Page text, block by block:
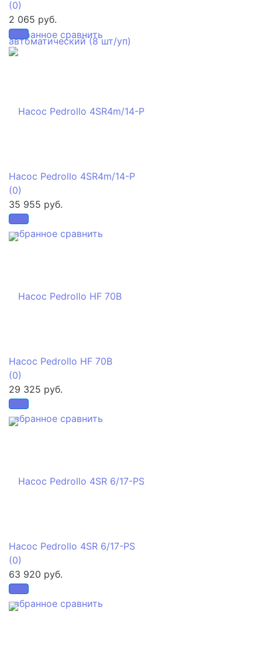
избранное сравнить
(0)
2 065 руб.
избранное сравнить
Насос Pedrollo 4SR4m/14-P
(0)
35 955 руб.
избранное сравнить
Насос Pedrollo HF 70B
(0)
29 325 руб.
избранное сравнить
Насос Pedrollo 4SR 6/17-PS
(0)
63 920 руб.